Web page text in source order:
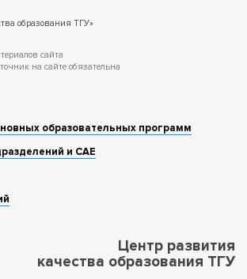
образования ТГУ»
сайта
на сайте обязательна
образовательных программ
и САЕ
Центр развития
качества образования ТГУ